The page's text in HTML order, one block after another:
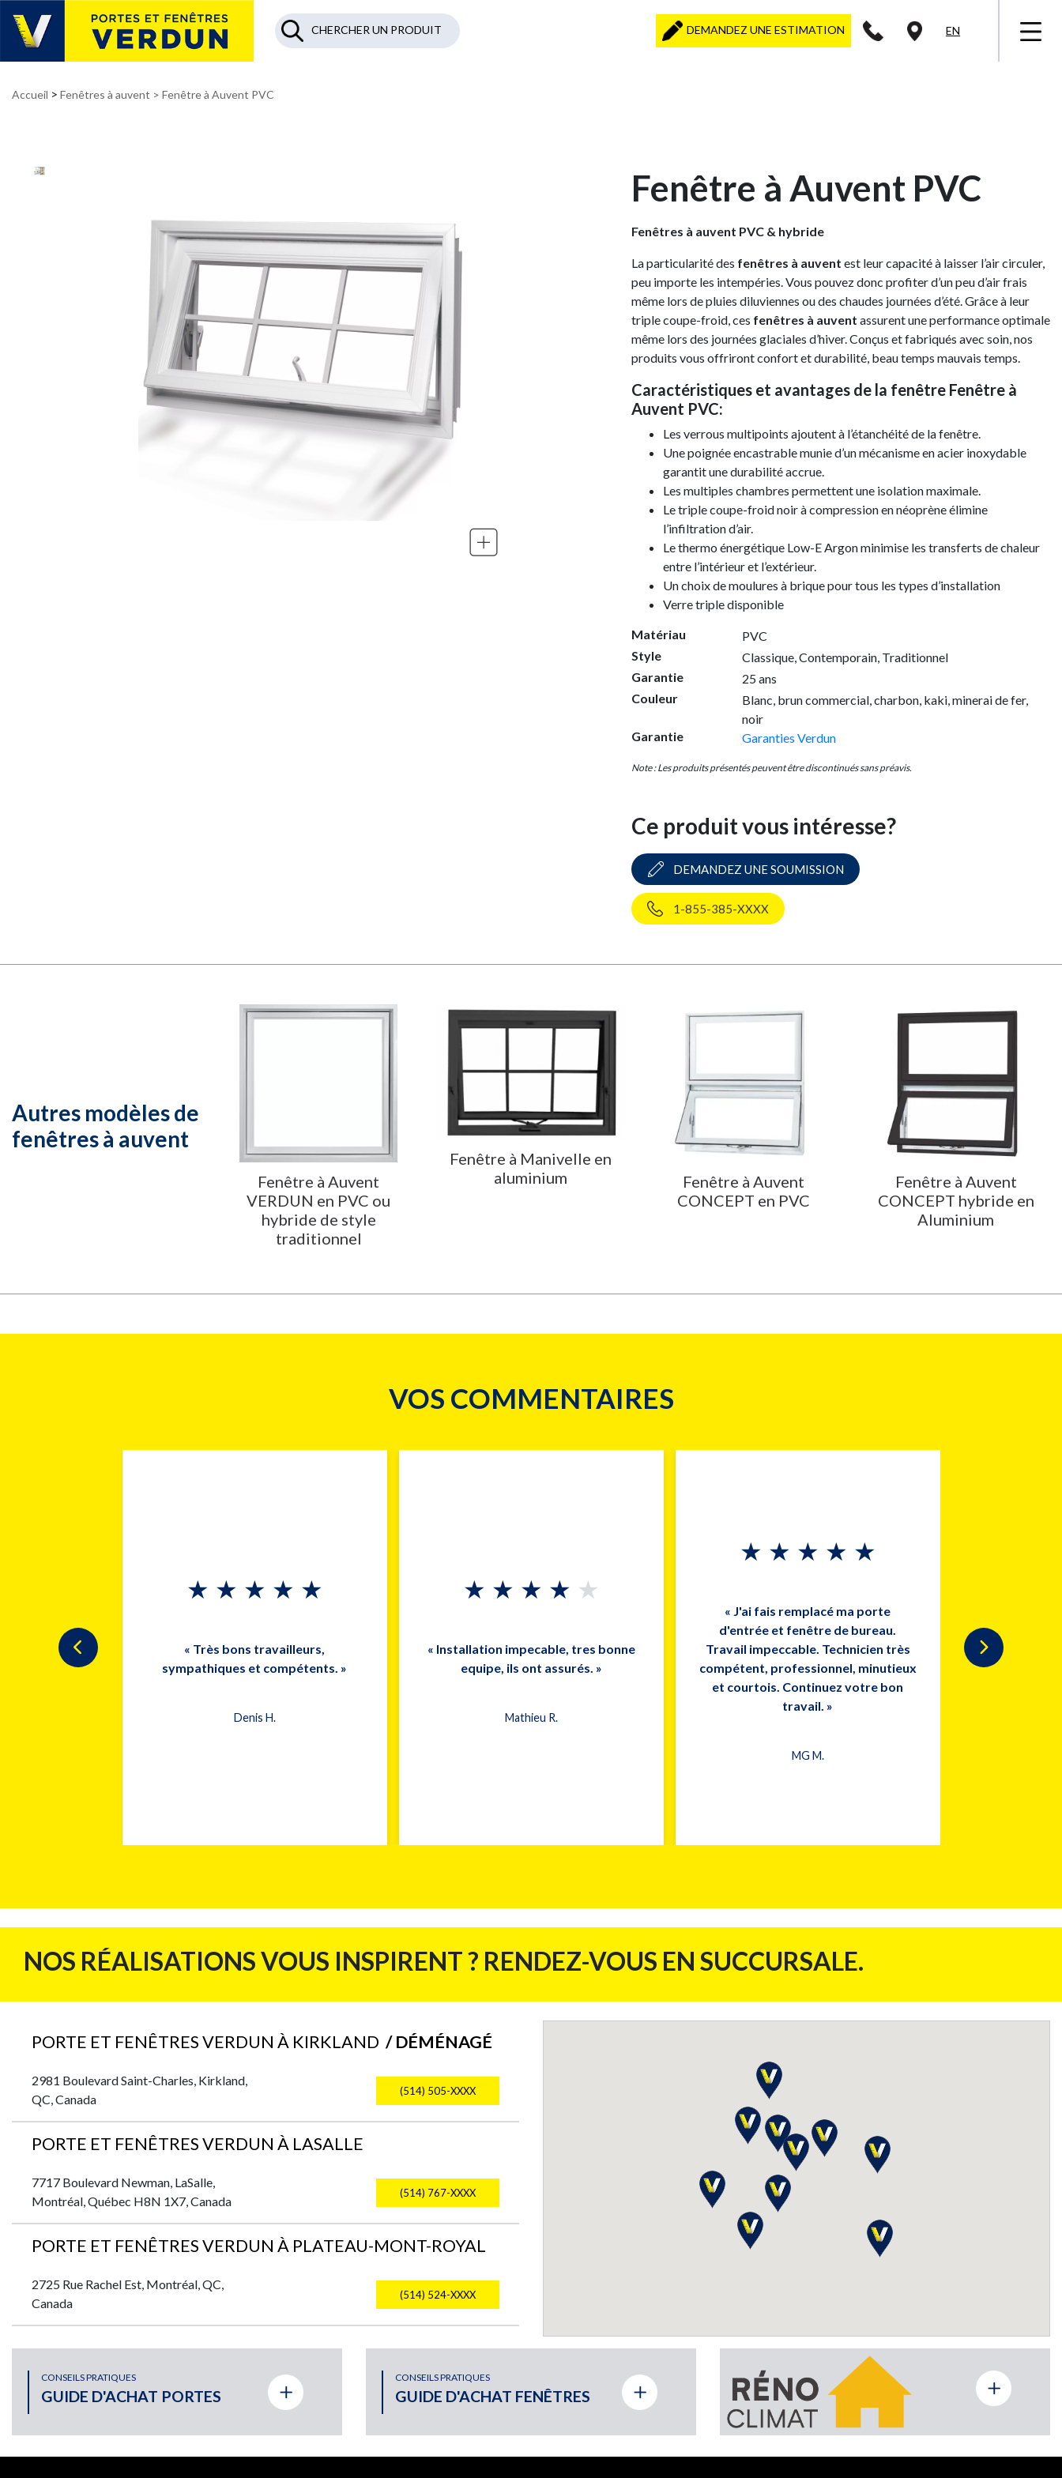
DEMANDEZ UNE ESTIMATION EN
Accueil > Fenêtres à auvent > Fenêtre à Auvent PVC
Fenêtre à Auvent PVC
Fenêtres à auvent PVC & hybride
La particularité des fenêtres à auvent est leur capacité à laisser l’air circuler,
peu importe les intempéries. Vous pouvez donc profiter d’un peu d’air frais
même lors de pluies diluviennes ou des chaudes journées d’été. Grâce à leur
triple coupe-froid, ces fenêtres à auvent assurent une performance optimale
même lors des journées glaciales d’hiver. Conçus et fabriqués avec soin, nos
produits vous offriront confort et durabilité, beau temps mauvais temps.
Caractéristiques et avantages de la fenêtre Fenêtre à
Auvent PVC:
Les verrous multipoints ajoutent à l’étanchéité de la fenêtre.
Une poignée encastrable munie d’un mécanisme en acier inoxydable
garantit une durabilité accrue.
Les multiples chambres permettent une isolation maximale.
Le triple coupe-froid noir à compression en néoprène élimine
l’infiltration d’air.
Le thermo énergétique Low-E Argon minimise les transferts de chaleur
entre l’intérieur et l’extérieur.
Un choix de moulures à brique pour tous les types d’installation
Verre triple disponible
Matériau
PVC
Style
Classique, Contemporain, Traditionnel
Garantie
25 ans
Couleur
Blanc, brun commercial, charbon, kaki, minerai de fer,
noir
Garantie
Garanties Verdun
Note : Les produits présentés peuvent être discontinués sans préavis.
Ce produit vous intéresse?
DEMANDEZ UNE SOUMISSION
1-855-385-XXXX
Autres modèles de
fenêtres à auvent
Fenêtre à Auvent
VERDUN en PVC ou
hybride de style
traditionnel
Fenêtre à Manivelle en
aluminium
Fenêtre à Auvent
CONCEPT en PVC
Fenêtre à Auvent
CONCEPT hybride en
Aluminium
VOS COMMENTAIRES
a toute
Éric est un
et a
★ ★ ★ ★ ★
« Très bons travailleurs,
sympathiques et compétents. »
Denis H.
★ ★ ★ ★ ★
« Installation impecable, tres bonne
equipe, ils ont assurés. »
Mathieu R.
★ ★ ★ ★ ★
« J'ai fais remplacé ma porte
d'entrée et fenêtre de bureau.
Travail impeccable. Technicien très
compétent, professionnel, minutieux
et courtois. Continuez votre bon
travail. »
MG M.
« Des
Offrant
Félicitations
NOS RÉALISATIONS VOUS INSPIRENT ? RENDEZ-VOUS EN SUCCURSALE.
PORTE ET FENÊTRES VERDUN À KIRKLAND / DÉMÉNAGÉ
2981 Boulevard Saint-Charles, Kirkland,
QC, Canada
(514) 505-XXXX
PORTE ET FENÊTRES VERDUN À LASALLE
7717 Boulevard Newman, LaSalle,
Montréal, Québec H8N 1X7, Canada
(514) 767-XXXX
PORTE ET FENÊTRES VERDUN À PLATEAU-MONT-ROYAL
2725 Rue Rachel Est, Montréal, QC,
Canada
(514) 524-XXXX
PORTE ET FENÊTRES VERDUN À ST-LÉONARD
9365 rue De Meaux St-Léonard, Québec
H1R 3H3
(514) 940-XXXX
CONSEILS PRATIQUES
GUIDE D'ACHAT PORTES
CONSEILS PRATIQUES
GUIDE D'ACHAT FENÊTRES